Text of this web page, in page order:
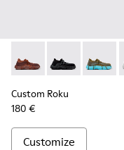
Custom Roku -
Custom Roku
Custom Roku
180 €
Customize